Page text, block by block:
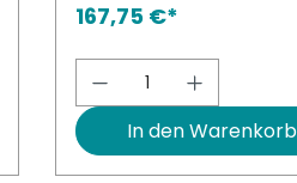
oder benutze
den
167,75 €*
Produkt
In den Warenkorb